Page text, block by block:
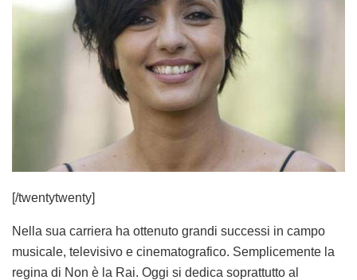
[/twentytwenty]
Nella sua carriera ha ottenuto grandi successi in campo
musicale, televisivo e cinematografico. Semplicemente la
regina di Non è la Rai. Oggi si dedica soprattutto al